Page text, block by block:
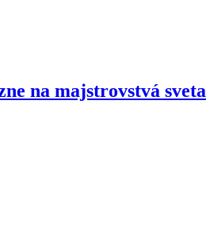
na majstrovstvá sveta